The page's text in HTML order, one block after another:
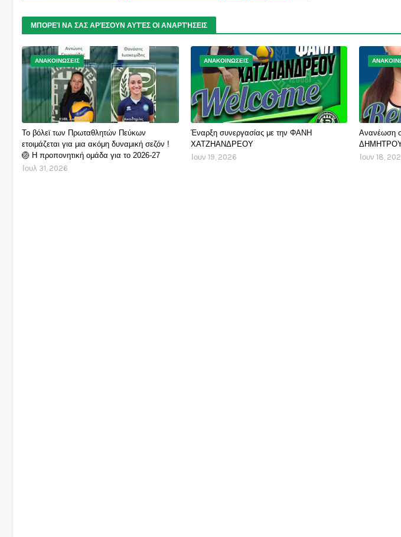
ΜΠΟΡΕΊ ΝΑ ΣΑΣ ΑΡΈΣΟΥΝ ΑΥΤΈΣ ΟΙ ΑΝΑΡΤΉΣΕΙΣ
ΑΝΑΚΟΙΝΩΣΕΙΣ
Το βόλεϊ των Πρωταθλητών Πεύκων
ετοιμάζεται για μια ακόμη δυναμική σεζόν !
🏐 Η προπονητική ομάδα για το 2026-27
Ιουλ 31, 2026
ΑΝΑΚΟΙΝΩΣΕΙΣ
Έναρξη συνεργασίας με την ΦΑΝΗ
ΧΑΤΖΗΑΝΔΡΕΟΥ
Ιουν 19, 2026
Ανανέωση
Ιουν 18,